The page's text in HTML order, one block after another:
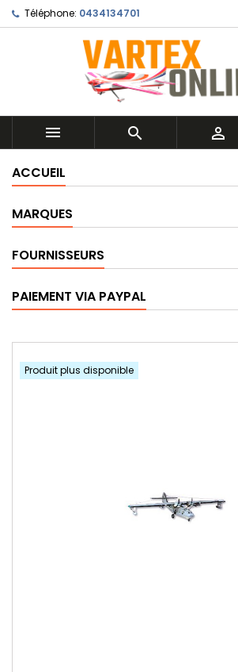
Téléphone: 0434134701
  
ACCUEIL
MARQUES
FOURNISSEURS
PAIEMENT VIA PAYPAL
Produit plus disponible